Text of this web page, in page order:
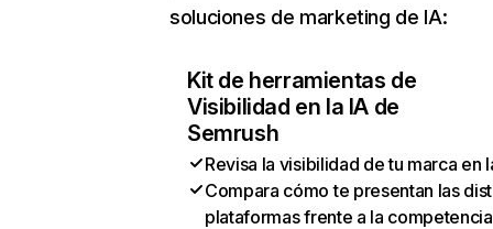
soluciones de marketing de IA:
Kit de herramientas de
Visibilidad en la IA de
Semrush
Revisa la visibilidad de tu marca en
Compara cómo te presentan las
plataformas frente a la competencia